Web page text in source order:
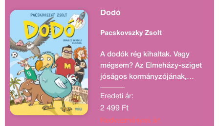
Dodó
Pacskovszky Zsolt
A dodók rég kihaltak. Vagy
mégsem? Az Elmeházy-sziget
jóságos kormányzójának,
Elmeházy Mixinek sikerül egy
eleven, hús-vér dodót
teremtenie különleges 3D
nyomtatójával.
Eredeti ár:
2 499 Ft
Kedvezményes ár: